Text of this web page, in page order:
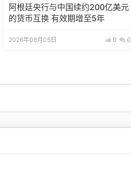
阿根廷央行与中国续约200亿美元
的货币互换 有效期增至5年
2026年08月05日 0 0